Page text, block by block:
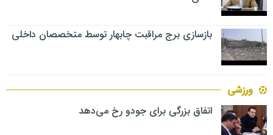
بازسازی برج مراقبت چابهار توسط متخصصان داخلی
ورزشی
اتفاق بزرگی برای جودو رخ می‌دهد